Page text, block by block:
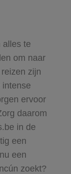
alles te
om naar
zijn
ervoor
daarom
in de
een
een
zoekt?